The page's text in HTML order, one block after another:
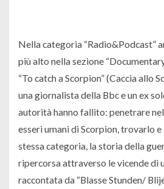
Nella categoria “Radio&Podcast”
più alto nella sezione
“To catch a Scorpion” (Caccia allo
una giornalista della Bbc e un ex
autorità hanno fallito: penetrare
esseri umani di Scorpion, trovarlo
stessa categoria, la storia della
ripercorsa attraverso le vicende di
raccontata da “Blasse Stunden/